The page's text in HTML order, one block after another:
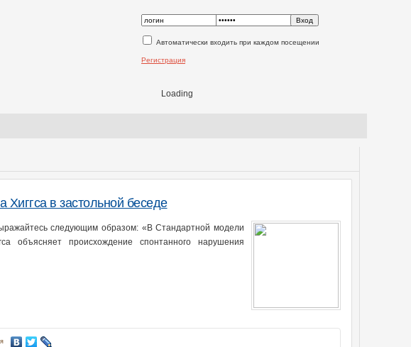
Автоматически входить при каждом посещении
Регистрация
Loading
Хиггса в застольной беседе
следующим образом: «В Стандартной модели
объясняет происхождение спонтанного нарушения